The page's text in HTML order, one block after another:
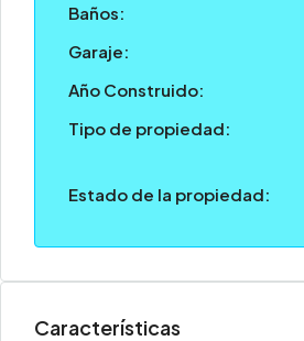
Baños:
Garaje:
Año Construido:
Tipo de propiedad:
Estado de la propiedad:
Características